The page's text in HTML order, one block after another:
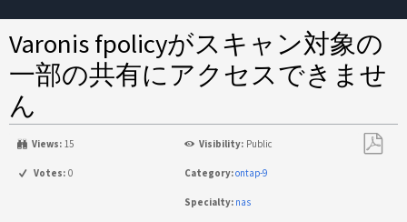
Varonis fpolicyがスキャン対象の
一部の共有にアクセスできませ
ん
Views: 15 Visibility: Public
Votes: 0 Category:ontap-9
Specialty: nas